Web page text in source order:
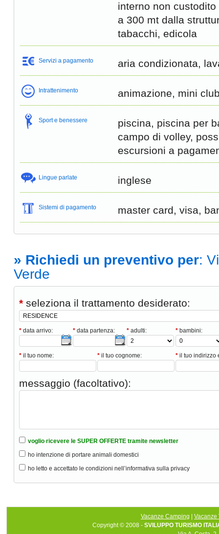
interno non
a 300 mt dalla
tabacchi, edicola
Servizi a pagamento aria condizionata,
Intrattenimento animazione, mini
Sport e benessere
piscina, piscina per
campo di volley,
escursioni a
Lingue parlate inglese
Sistemi di pagamento master card, visa,
» Richiedi un preventivo per:
Verde
*seleziona il trattamento desiderato:
*data arrivo: *data partenza: *adulti: *bambini:
*il tuo nome: *il tuo cognome: *il tuo indirizzo
messaggio (facoltativo):
voglio ricevere le SUPER OFFERTE tramite newsletter
ho intenzione di portare animali domestici
ho letto e accettato le condizioni nell’informativa sulla privacy
Vacanze Camping | Vacanze
Copyright © 2008 - SVILUPPO TURISMO